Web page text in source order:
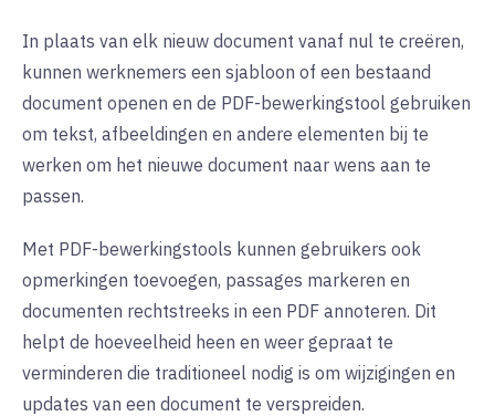
In plaats van elk nieuw document vanaf nul te creëren,
kunnen werknemers een sjabloon of een bestaand
document openen en de PDF-bewerkingstool gebruiken
om tekst, afbeeldingen en andere elementen bij te
werken om het nieuwe document naar wens aan te
passen.
Met PDF-bewerkingstools kunnen gebruikers ook
opmerkingen toevoegen, passages markeren en
documenten rechtstreeks in een PDF annoteren. Dit
helpt de hoeveelheid heen en weer gepraat te
verminderen die traditioneel nodig is om wijzigingen en
updates van een document te verspreiden.